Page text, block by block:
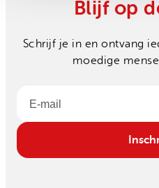
Blijf op
Schrijf je in en ontvang
moedige
Email